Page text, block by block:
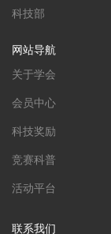
科技部
网站导航
关于学会
会员中心
科技奖励
竞赛科普
活动平台
联系我们